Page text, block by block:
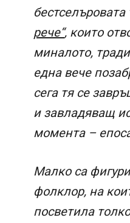
бестселъровата
рече“, които
миналото,
една вече
сега тя се
и завладяващ
момента –
Малко са
фолклор, на
посветила